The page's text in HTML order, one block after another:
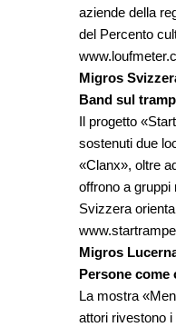
aziende della
del Percento
Migros
Band sul
Il progetto
sostenuti due
«Clanx», oltre
offrono a gruppi
Svizzera
Migros
Persone come
La mostra
attori rivestono i